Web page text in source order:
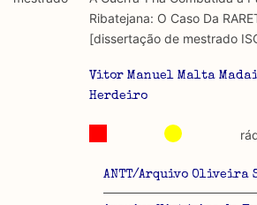
académicos.
Limitações
A lista procura incluir as publicações
produzidos até 2022, contudo não foi
discurso e uso da liberdade de
uma censura que é omnipresente,
constitutiva do próprio acto de fala.
Regulatória e Constitutiva : são
Tipo investigação realizada
Ribatejana: O Caso Da
[dissertação de mestrado
Vitor Manuel Malta
Herdeiro
ANTT/Arquivo Oliveira